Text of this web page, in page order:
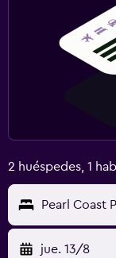
2 huéspedes, 1
Pearl Coast
jue. 13/8